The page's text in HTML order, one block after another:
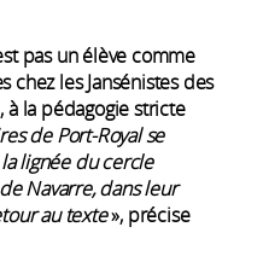
pas un élève comme
chez les Jansénistes des
à la pédagogie stricte
de Port-Royal se
lignée du cercle
Navarre, dans leur
au texte», précise